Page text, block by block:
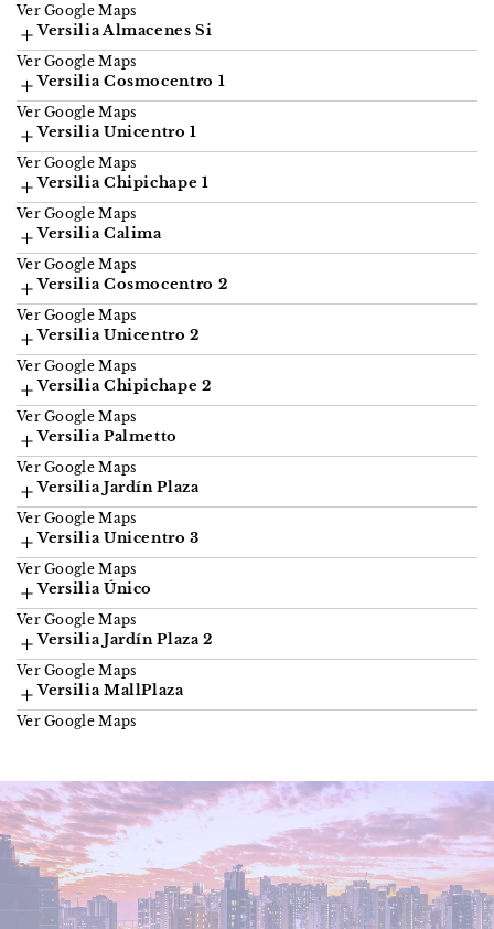
Ver Google Maps
Versilia Almacenes Si
Ver Google Maps
Versilia Cosmocentro 1
Ver Google Maps
Versilia Unicentro 1
Ver Google Maps
Versilia Chipichape 1
Ver Google Maps
Versilia Calima
Ver Google Maps
Versilia Cosmocentro 2
Ver Google Maps
Versilia Unicentro 2
Ver Google Maps
Versilia Chipichape 2
Ver Google Maps
Versilia Palmetto
Ver Google Maps
Versilia Jardín Plaza
Ver Google Maps
Versilia Unicentro 3
Ver Google Maps
Versilia Único
Ver Google Maps
Versilia Jardín Plaza 2
Ver Google Maps
Versilia MallPlaza
Ver Google Maps